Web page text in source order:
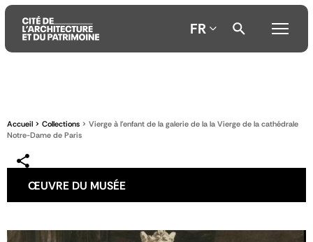
contenu
principal
menu
principal
la
recherche
FR
Accueil Collections
Vierge à l'enfant de la galerie de la la Vierge de la cathédrale
Notre-Dame de Paris
ŒUVRE DU MUSÉE